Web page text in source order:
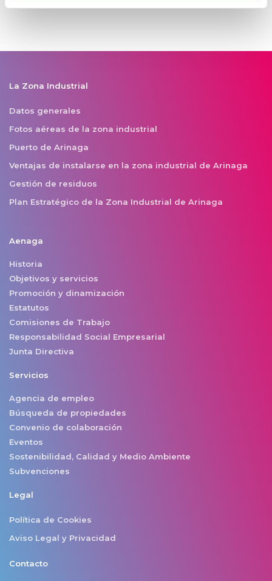
La Zona Industrial
Datos generales
Fotos aéreas de la zona industrial
Puerto de Arinaga
Ventajas de instalarse en la zona industrial de Arinaga
Gestión de residuos
Plan Estratégico de la Zona Industrial de Arinaga
Aenaga
Historia
Objetivos y servicios
Promoción y dinamización
Estatutos
Comisiones de Trabajo
Responsabilidad Social Empresarial
Junta Directiva
Servicios
Agencia de empleo
Búsqueda de propiedades
Convenio de colaboración
Eventos
Sostenibilidad, Calidad y Medio Ambiente
Subvenciones
Legal
Política de Cookies
Aviso Legal y Privacidad
Contacto